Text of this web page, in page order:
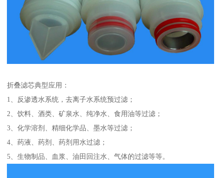
折叠滤芯典型应用：
1、反渗透水系统，去离子水系统预过滤；
2、饮料、酒类、矿泉水、纯净水、食用油等过滤；
3、化学溶剂、精细化学品、墨水等过滤；
4、药液、药剂、药剂用水过滤；
5、生物制品、血浆、油田回注水、气体的过滤等等。